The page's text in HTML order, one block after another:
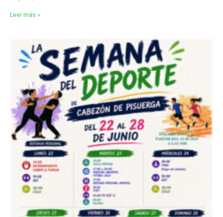
Leer más »